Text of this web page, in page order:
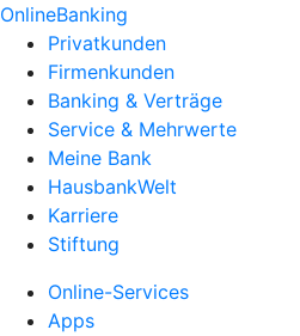
OnlineBanking
Privatkunden
Firmenkunden
Banking & Verträge
Service & Mehrwerte
Meine Bank
HausbankWelt
Karriere
Stiftung
Online-Services
Apps